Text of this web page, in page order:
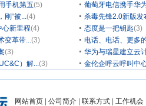
手机第五(5)
葡萄牙电信携手华
刚“被...(4)
杀毒先锋2.0新版发
心新里程(4) 态度是一把钥匙(3)
变革带...(3)
电话、电话、更多
(3)
华为与瑞星建立云
）解...(3) 金伦企呼云呼叫中
网站首页 公司简介 联系方式 工作机会